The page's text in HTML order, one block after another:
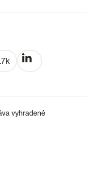
vyhradené